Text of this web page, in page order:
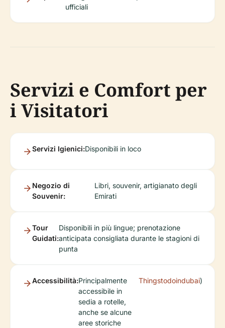
ufficiali
Servizi e Comfort per
i Visitatori
Servizi Igienici:Disponibili in loco
Negozio di
Souvenir:
Libri, souvenir, artigianato degli
Emirati
Tour
Guidati:
Disponibili in più lingue; prenotazione
anticipata consigliata durante le stagioni di
punta
Accessibilità:Principalmente
accessibile in
sedia a rotelle,
anche se alcune
aree storiche
Thingstodoindubai)